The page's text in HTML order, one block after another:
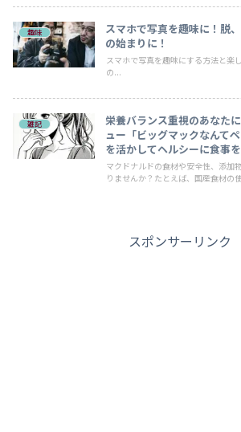
趣味
スマホで写真を趣味に！脱
の始まりに！
スマホで写真を趣味にする方法と楽
の...
雑記
栄養バランス重視のあなた
ュー「ビッグマックなんて
を活かしてヘルシーに食事
マクドナルドの食材や安全性、添加
りませんか？たとえば、国産食材の
スポンサーリンク